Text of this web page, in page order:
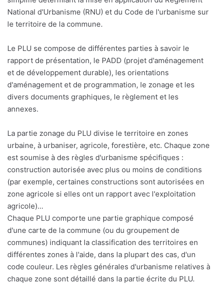
National d'Urbanisme (RNU) et du Code de l'urbanisme sur
le territoire de la commune.
Le PLU se compose de différentes parties à savoir le
rapport de présentation, le PADD (projet d'aménagement
et de développement durable), les orientations
d'aménagement et de programmation, le zonage et les
divers documents graphiques, le règlement et les
annexes.
La partie zonage du PLU divise le territoire en zones
urbaine, à urbaniser, agricole, forestière, etc. Chaque zone
est soumise à des règles d'urbanisme spécifiques :
construction autorisée avec plus ou moins de conditions
(par exemple, certaines constructions sont autorisées en
zone agricole si elles ont un rapport avec l'exploitation
agricole)...
Chaque PLU comporte une partie graphique composé
d'une carte de la commune (ou du groupement de
communes) indiquant la classification des territoires en
différentes zones à l'aide, dans la plupart des cas, d'un
code couleur. Les règles générales d'urbanisme relatives à
chaque zone sont détaillé dans la partie écrite du PLU.